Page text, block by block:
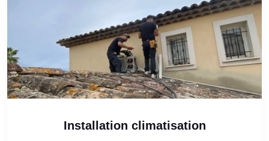
Installation climatisation